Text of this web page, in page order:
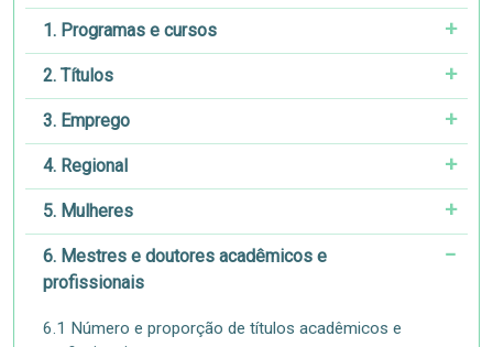
1. Programas e cursos
2. Títulos
3. Emprego
4. Regional
5. Mulheres
6. Mestres e doutores acadêmicos e
profissionais
6.1 Número e proporção de títulos acadêmicos e